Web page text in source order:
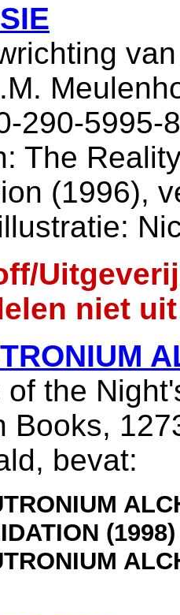
290-5995-
The
(1996),
niet
of the
Books,
bevat:
(1998)